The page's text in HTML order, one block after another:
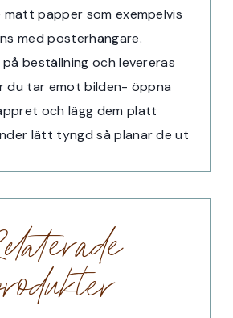
papper som exempelvis
med posterhängare.
beställning och levereras
du tar emot bilden- öppna
och lägg dem platt
lätt tyngd så planar de ut